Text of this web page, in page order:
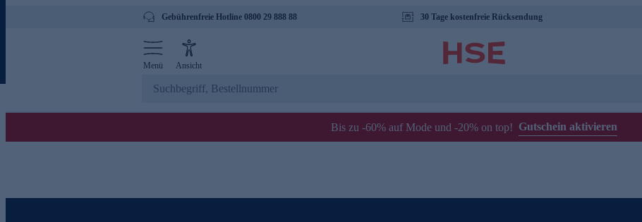
Gebührenfreie Hotline 0800 29 888 88 30 Tage kostenfreie Rücksendung
Menü Ansicht
Bis zu -60% auf Mode und -20% on top! Gutschein aktivieren